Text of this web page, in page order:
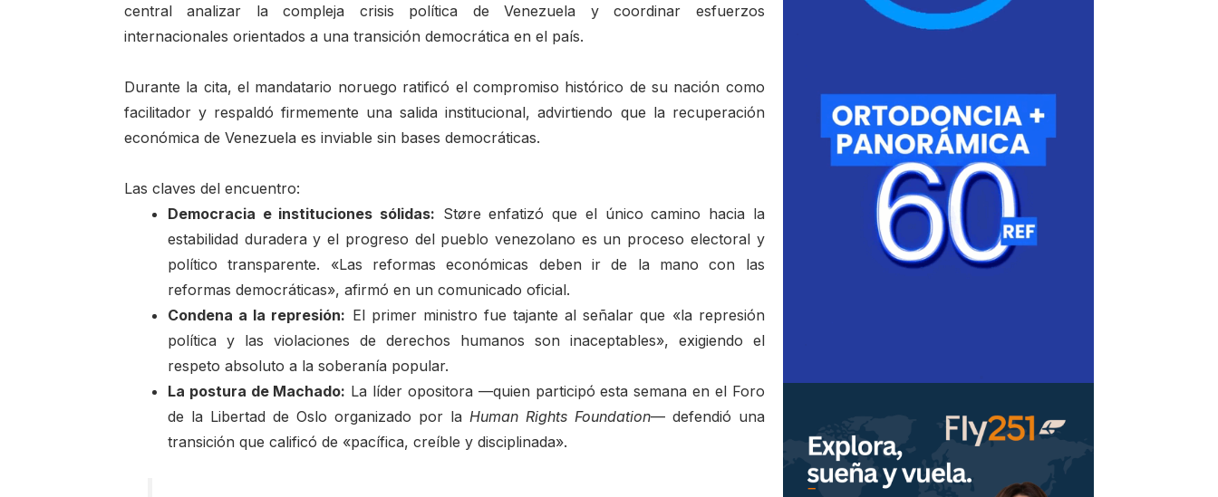
central analizar la compleja crisis política de Venezuela y coordinar esfuerzos
internacionales orientados a una transición democrática en el país.
Durante la cita, el mandatario noruego ratificó el compromiso histórico de su nación como
facilitador y respaldó firmemente una salida institucional, advirtiendo que la recuperación
económica de Venezuela es inviable sin bases democráticas.
Las claves del encuentro:
Democracia e instituciones sólidas: Støre enfatizó que el único camino hacia la
estabilidad duradera y el progreso del pueblo venezolano es un proceso electoral y
político transparente. «Las reformas económicas deben ir de la mano con las
reformas democráticas», afirmó en un comunicado oficial.
Condena a la represión: El primer ministro fue tajante al señalar que «la represión
política y las violaciones de derechos humanos son inaceptables», exigiendo el
respeto absoluto a la soberanía popular.
La postura de Machado: La líder opositora —quien participó esta semana en el Foro
de la Libertad de Oslo organizado por la Human Rights Foundation— defendió una
transición que calificó de «pacífica, creíble y disciplinada».